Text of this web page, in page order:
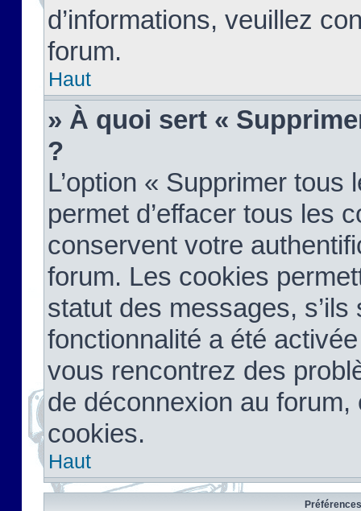
d’informations, veuillez
forum.
Haut
» À quoi sert «
?
L’option « Supprimer
permet d’effacer tous les
conservent votre
forum. Les cookies
statut des messages,
fonctionnalité a été
vous rencontrez des
de déconnexion au
cookies.
Haut